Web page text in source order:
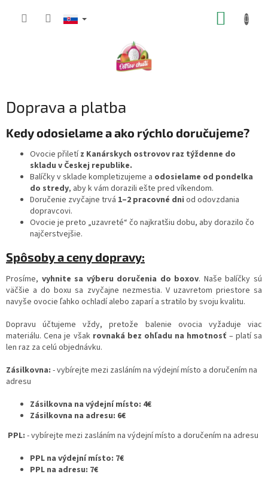
Doprava a platba
Kedy odosielame a ako rýchlo doručujeme?
Ovocie přiletíz Kanárskych ostrovov raz týždenne do
skladu v Českej republike.
Balíčky v sklade kompletizujeme a odosielame od pondelka
do stredy, aby k vám dorazili ešte pred víkendom.
Doručenie zvyčajne trvá 1–2 pracovné dni od odovzdania
dopravcovi.
Ovocie je preto „uzavreté“ čo najkratšiu dobu, aby dorazilo čo
najčerstvejšie.
Spôsoby a ceny dopravy:
Prosíme, vyhnite sa výberu doručenia do boxov. Naše balíčky sú
väčšie a do boxu sa zvyčajne nezmestia. V uzavretom priestore sa
navyše ovocie ľahko ochladí alebo zaparí a stratilo by svoju kvalitu.
Dopravu účtujeme vždy, pretože balenie ovocia vyžaduje viac
materiálu. Cena je všakrovnaká bez ohľadu na hmotnosť – platí sa
len raz za celú objednávku.
Zásilkovna: - vybírejte mezi zasláním na výdejní místo a doručením na
adresu
Zásilkovna na výdejní místo: 4€
Zásilkovna na adresu: 6€
PPL: - vybírejte mezi zasláním na výdejní místo a doručením na adresu
PPL na výdejní místo: 7€
PPL na adresu: 7€